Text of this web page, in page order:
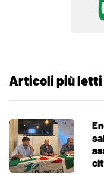
Articoli più letti